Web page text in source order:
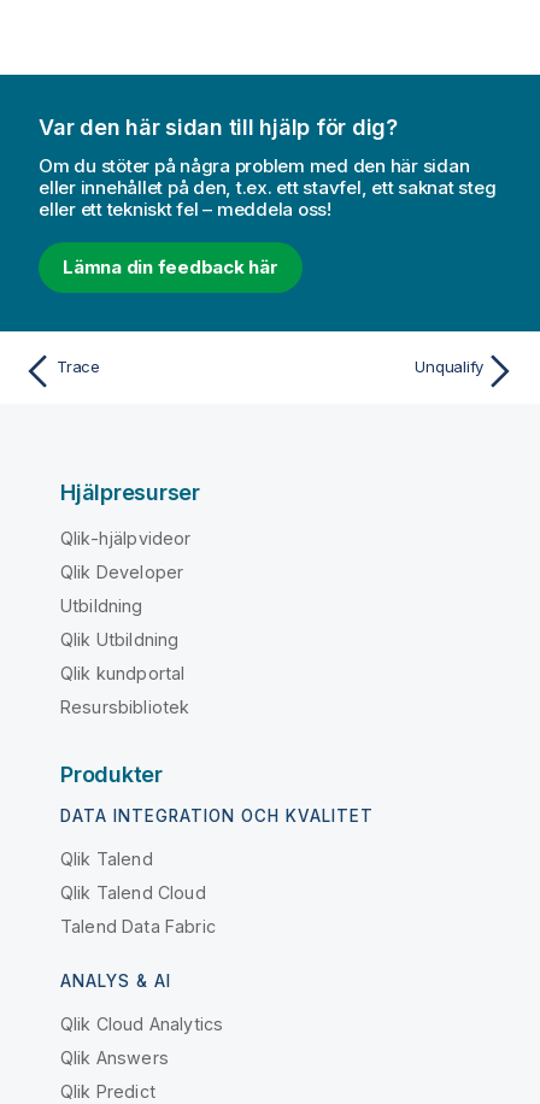
Var den här sidan till hjälp för dig?
Om du stöter på några problem med den här sidan
eller innehållet på den, t.ex. ett stavfel, ett saknat steg
eller ett tekniskt fel – meddela oss!
Lämna din feedback här
Trace Unqualify
Hjälpresurser
Qlik-hjälpvideor
Qlik Developer
Utbildning
Qlik Utbildning
Qlik kundportal
Resursbibliotek
Produkter
DATA INTEGRATION OCH KVALITET
Qlik Talend
Qlik Talend Cloud
Talend Data Fabric
ANALYS & AI
Qlik Cloud Analytics
Qlik Answers
Qlik Predict